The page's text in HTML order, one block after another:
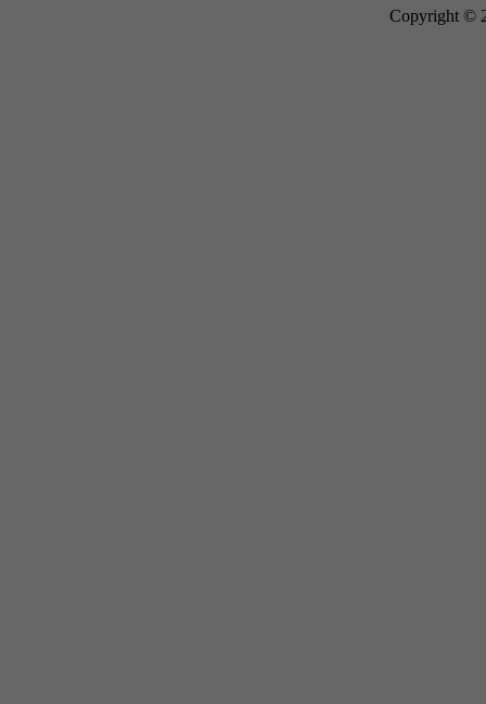
Copyright ©